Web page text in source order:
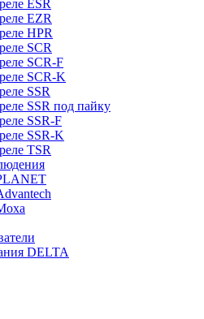
ESR
EZR
HPR
SCR
SCR-F
SCR-K
SSR
SSR под пайку
SSR-F
SSR-K
TSR
DELTA